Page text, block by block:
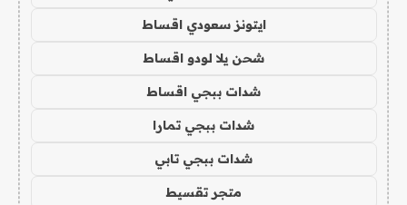
ايتونز سعودي اقساط
شحن يلا لودو اقساط
شدات ببجي اقساط
شدات ببجي تمارا
شدات ببجي تابي
متجر تقسيط